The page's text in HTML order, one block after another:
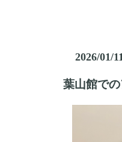
葉山館で
2026/01/